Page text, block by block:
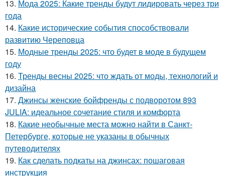
13. Мода 2025: Какие тренды будут лидировать через три
года
14. Какие исторические события способствовали
развитию Череповца
15. Модные тренды 2025: что будет в моде в будущем
году
16. Тренды весны 2025: что ждать от моды, технологий и
дизайна
17. Джинсы женские бойфренды с подворотом 893
JULIA: идеальное сочетание стиля и комфорта
18. Какие необычные места можно найти в Санкт-
Петербурге, которые не указаны в обычных
путеводителях
19. Как сделать подкаты на джинсах: пошаговая
инструкция